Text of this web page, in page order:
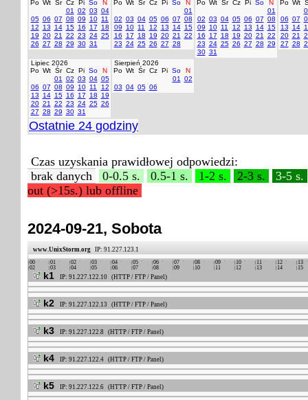
Po Wt Śr Cz Pi So
N
01
02 03 04
05 06 07 08 09 10 11
12
13 14 15 16 17
18
19 20 21 22 23 24 25
26 27 28 29 30 31
Po Wt Śr Cz Pi So
N
01
02 03 04 05 06 07 08
09
10 11 12 13 14 15
16
17 18 19 20 21
22
23 24 25 26 27 28
Po Wt Śr Cz Pi So
N
01
02 03 04 05 06 07 08
09
10 11 12 13 14 15
16
17 18 19 20 21
22
23 24 25 26 27 28 29
30 31
Po Wt
06 07
13
14
20 21
27 28
Lipiec 2026
Po Wt Śr Cz Pi So
N
01
02 03 04 05
06 07 08 09 10 11
12
13
14 15 16 17 18
19
20 21 22 23 24 25 26
27 28 29 30 31
Sierpień 2026
Po Wt Śr Cz Pi So
N
01
02
03 04 05 06
Ostatnie 24 godziny
Czas uzyskania prawidłowej odpowiedzi:
brak danych
0-0.5 s. 0.5-1 s. 1-2 s. 2-3 s.
3-5 s.
out (>15s.) lub offline
2024-09-21, Sobota
www.UnixStorm.org IP: 91.227.123.1
k1 IP: 91.227.122.10 (HTTP / FTP / Panel)
k2 IP: 91.227.122.13 (HTTP / FTP / Panel)
k3 IP: 91.227.122.8 (HTTP / FTP / Panel)
k4 IP: 91.227.122.4 (HTTP / FTP / Panel)
k5 IP: 91.227.122.6 (HTTP / FTP / Panel)
00 01 02 03 04 05 06 07 08 09 10 11 12
13
02
03 04 05 06 07 08 09 10 11 12 13 14 15